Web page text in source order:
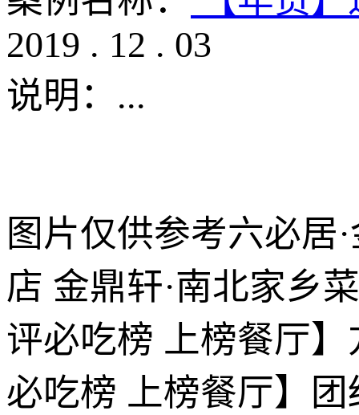
2019 . 12 . 03
说明： ...
图片仅供参考六必居
店 金鼎轩·南北家乡
评必吃榜 上榜餐厅
必吃榜 上榜餐厅】